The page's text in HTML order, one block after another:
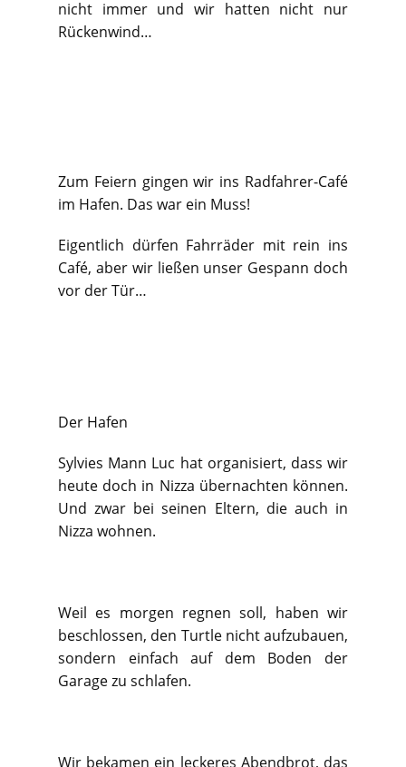
nicht immer und wir hatten nicht nur
Rückenwind…
Zum Feiern gingen wir ins Radfahrer-Café
im Hafen. Das war ein Muss!
Eigentlich dürfen Fahrräder mit rein ins
Café, aber wir ließen unser Gespann doch
vor der Tür…
Der Hafen
Sylvies Mann Luc hat organisiert, dass wir
heute doch in Nizza übernachten können.
Und zwar bei seinen Eltern, die auch in
Nizza wohnen.
Weil es morgen regnen soll, haben wir
beschlossen, den Turtle nicht aufzubauen,
sondern einfach auf dem Boden der
Garage zu schlafen.
Wir bekamen ein leckeres Abendbrot, das